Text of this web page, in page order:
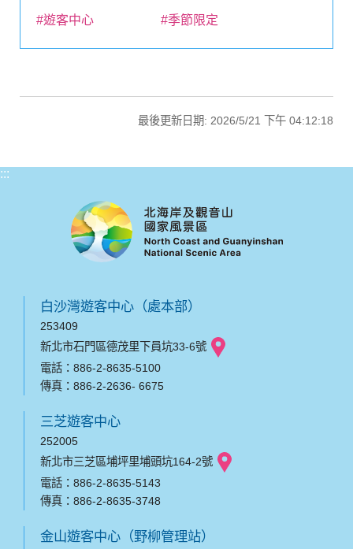
#遊客中心 #季節限定
最後更新日期: 2026/5/21 下午 04:12:18
:::
白沙灣遊客中心（處本部）
253409
新北市石門區德茂里下員坑33-6號
電話：886-2-8635-5100
傳真：886-2-2636- 6675
三芝遊客中心
252005
新北市三芝區埔坪里埔頭坑164-2號
電話：886-2-8635-5143
傳真：886-2-8635-3748
金山遊客中心（野柳管理站）